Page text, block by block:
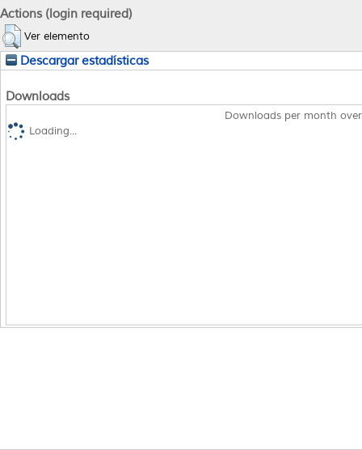
Actions (login required)
Ver elemento
Descargar estadísticas
Downloads
Downloads per month
Loading...